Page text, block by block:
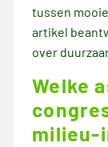
tussen
artikel
over
Welke
milieu-